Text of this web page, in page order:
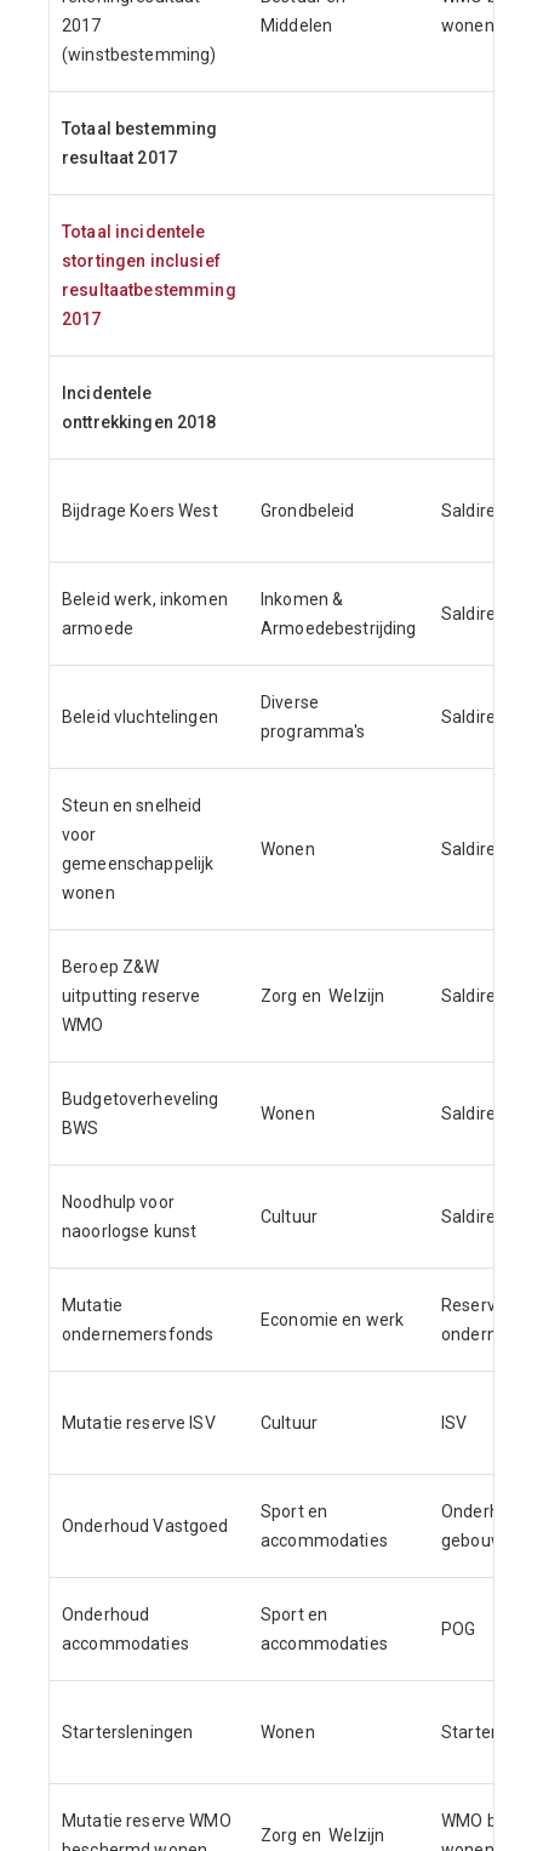
2017
(winstbestemming)
Middelen
wonen
Totaal bestemming
resultaat 2017
Totaal incidentele
stortingen inclusief
resultaatbestemming
2017
Incidentele
onttrekkingen 2018
Bijdrage Koers West Grondbeleid Saldireserve
Beleid werk, inkomen
armoede
Inkomen &
Armoedebestrijding
Saldireserve
Beleid vluchtelingen
Diverse
programma's
Saldireserve
Steun en snelheid
voor
gemeenschappelijk
wonen
Wonen Saldireserve
Beroep Z&W
uitputting reserve
WMO
Zorg en Welzijn Saldireserve
Budgetoverheveling
BWS
Wonen Saldireserve
Noodhulp voor
naoorlogse kunst
Cultuur Saldireserve
Mutatie
ondernemersfonds
Economie en werk
Reserve
Mutatie reserve ISV Cultuur ISV
Onderhoud Vastgoed
Sport en
accommodaties
Onderhoud
gebouwen
Onderhoud
accommodaties
Sport en
accommodaties
POG
Startersleningen Wonen
Mutatie reserve WMO
Zorg en Welzijn
WMO